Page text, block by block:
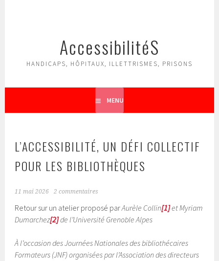
AccessibilitéS
HANDICAPS, HÔPITAUX, ILLETTRISMES, PRISONS
MENU
L’ACCESSIBILITÉ, UN DÉFI COLLECTIF
POUR LES BIBLIOTHÈQUES
11 mai 2026 2 commentaires
Retour sur un atelier proposé parAurèle Collin[1]et Myriam
Dumarchez[2]de l’Université Grenoble Alpes
À l’occasion des Journées Nationales des bibliothécaires
Formateurs (JNF) organisées par l’Association des directeurs